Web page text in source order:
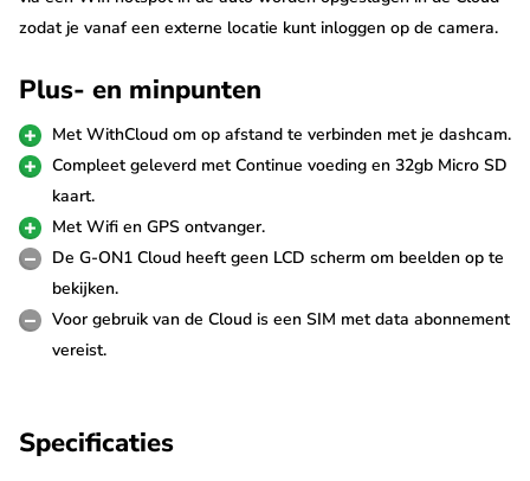
zodat je vanaf een externe locatie kunt inloggen op de camera.
prestaties en wordt hij zeer compleet geleverd met Continue
voeding, GPS module en Wifi dongle.
WithCloud service
Het mooiste van deze Gnet G-ON1 Cloud is de mogelijkheid om
overal ter wereld te verbinden met de dashcam. De Gnet G-ON1
Cloud kun je via een Wifi hotspot in de auto verbinden met het
internet. Via de WithCloud App kun je vervolgens live meekijken
met de dashcam en meldingen ontvangen van gebeurtenissen.
Plus- en minpunten
Met WithCloud om op afstand te verbinden met je dashcam.
Compleet geleverd met Continue voeding en 32gb Micro SD
kaart.
Met Wifi en GPS ontvanger.
De G-ON1 Cloud heeft geen LCD scherm om beelden op te
bekijken.
Voor gebruik van de Cloud is een SIM met data abonnement
vereist.
Specificaties